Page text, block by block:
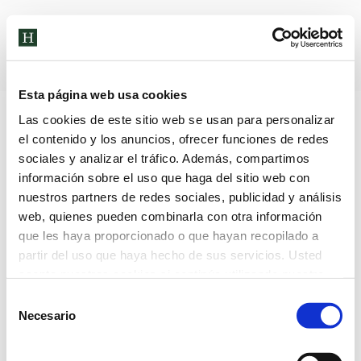
Esta página web usa cookies
Las cookies de este sitio web se usan para personalizar
el contenido y los anuncios, ofrecer funciones de redes
sociales y analizar el tráfico. Además, compartimos
información sobre el uso que haga del sitio web con
nuestros partners de redes sociales, publicidad y análisis
web, quienes pueden combinarla con otra información
que les haya proporcionado o que hayan recopilado a
partir del uso que haya hecho de sus servicios. Usted
Necesario
Archivos diarios:
3 de noviembre
de 2023